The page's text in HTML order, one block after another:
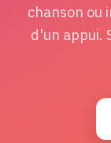
chanson ou
d'un appui.